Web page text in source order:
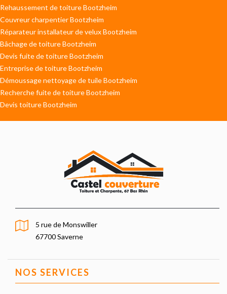
Rehaussement de toiture Bootzheim
Couvreur charpentier Bootzheim
Réparateur installateur de velux Bootzheim
Bâchage de toiture Bootzheim
Devis fuite de toiture Bootzheim
Entreprise de toiture Bootzheim
Démoussage nettoyage de tuile Bootzheim
Recherche fuite de toiture Bootzheim
Devis toiture Bootzheim
5 rue de Monswiller
67700 Saverne
NOS SERVICES